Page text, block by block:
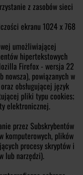
z zasobów sieci
ekranu 1024 x 768
umożliwiającej
hipertekstowych
Firefox - wersja 22
nowsza), powiązanych w
obsługującej język
pliki typu cookies;
elektronicznej.
przez Subskrybentów
komputerowych, plików
procesy skryptów i
lub narzędzi).